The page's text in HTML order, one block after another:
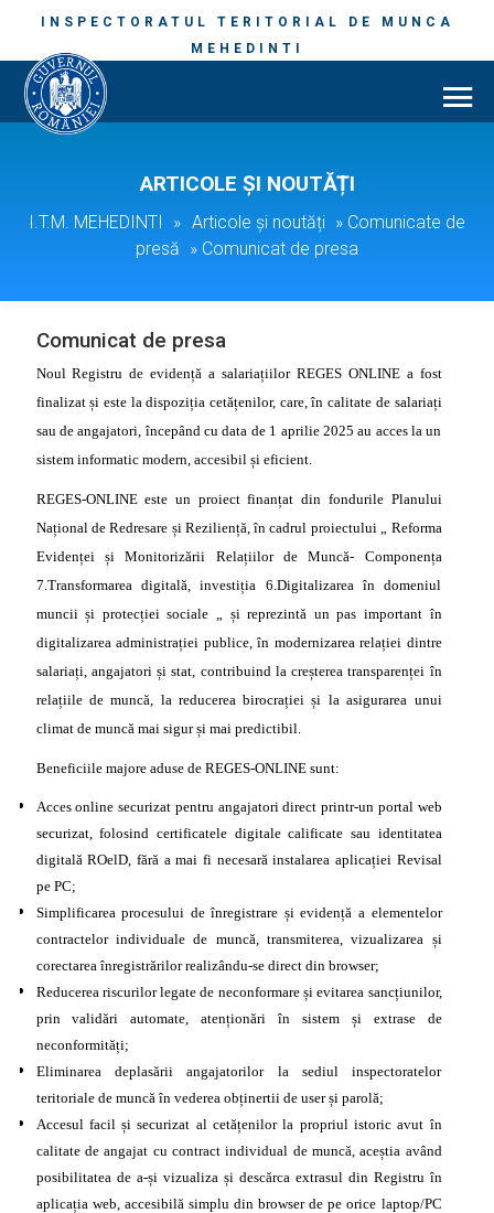
INSPECTORATUL TERITORIAL DE MUNCA
MEHEDINTI
ARTICOLE ȘI NOUTĂȚI
I.T.M. MEHEDINTI » Articole și noutăți » Comunicate de
presă » Comunicat de presa
Comunicat de presa
Noul Registru de evidență a salariațiilor REGES ONLINEa fost
finalizat și este la dispoziția cetățenilor, care, în calitate de salariați
sau de angajatori, începând cu data de 1 aprilie 2025 au acces la un
sistem informatic modern, accesibil și eficient.
REGES-ONLINE este un proiect finanțat din fondurile Planului
Național de Redresare și Reziliență, în cadrul proiectului „ Reforma
Evidenței și Monitorizării Relațiilor de Muncă- Componența
7.Transformarea digitală, investiția 6.Digitalizarea în domeniul
muncii și protecției sociale „ și reprezintă un pas important în
digitalizarea administrației publice, în modernizarea relației dintre
salariați, angajatori și stat, contribuind la creșterea transparenței în
relațiile de muncă, la reducerea birocrației și la asigurarea unui
climat de muncă mai sigur și mai predictibil.
Beneficiile majore aduse de REGES-ONLINE sunt:
Acces online securizat pentru angajatori direct printr-un portal web
securizat, folosind certificatele digitale calificate sau identitatea
digitală ROelD, fără a mai fi necesară instalarea aplicației Revisal
pe PC;
Simplificarea procesului de înregistrare și evidență a elementelor
contractelor individuale de muncă, transmiterea, vizualizarea și
corectarea înregistrărilor realizându-se direct din browser;
Reducerea riscurilor legate de neconformare și evitarea sancțiunilor,
prin validări automate, atenționări în sistem și extrase de
neconformități;
Eliminarea deplasării angajatorilor la sediul inspectoratelor
teritoriale de muncă în vederea obținertii de user și parolă;
Accesul facil și securizat al cetățenilor la propriul istoric avut în
calitate de angajat cu contract individual de muncă, aceștia având
posibilitatea de a-și vizualiza și descărca extrasul din Registru în
aplicația web, accesibilă simplu din browser de pe orice laptop/PC